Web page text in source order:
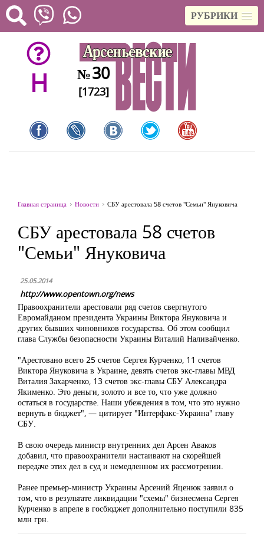
РУБРИКИ
H №30
[1723]
Главная страница Новости СБУ арестовала 58 счетов "Семьи" Януковича
СБУ арестовала 58 счетов
"Семьи" Януковича
25.05.2014
http://www.opentown.org/news
Правоохранители арестовали ряд счетов свергнутого
Евромайданом президента Украины Виктора Януковича и
других бывших чиновников государства. Об этом сообщил
глава Службы безопасности Украины Виталий Наливайченко.
"Арестовано всего 25 счетов Сергея Курченко, 11 счетов
Виктора Януковича в Украине, девять счетов экс-главы МВД
Виталия Захарченко, 13 счетов экс-главы СБУ Александра
Якименко. Это деньги, золото и все то, что уже должно
остаться в государстве. Наши убеждения в том, что это нужно
вернуть в бюджет", — цитирует "Интерфакс-Украина" главу
СБУ.
В свою очередь министр внутренних дел Арсен Аваков
добавил, что правоохранители настаивают на скорейшей
передаче этих дел в суд и немедленном их рассмотрении.
Ранее премьер-министр Украины Арсений Яценюк заявил о
том, что в результате ликвидации "схемы" бизнесмена Сергея
Курченко в апреле в госбюджет дополнительно поступили 835
млн грн.